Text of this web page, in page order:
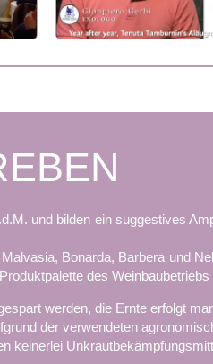
und bilden ein suggestives
Bonarda, Barbera und
des
werden, die Ernte erfolgt
der verwendeten
keinerlei